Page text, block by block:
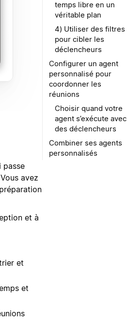
passe
avez
et à
et
et
temps libre en un
véritable plan
4) Utiliser des filtres
pour cibler les
déclencheurs
Configurer un agent
personnalisé pour
coordonner les
réunions
Choisir quand votre
agent s’exécute avec
des déclencheurs
Combiner ses agents
personnalisés